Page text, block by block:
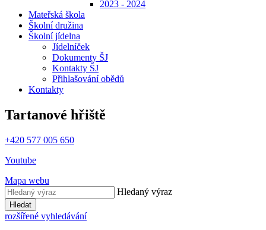
2023 - 2024
Mateřská škola
Školní družina
Školní jídelna
Jídelníček
Dokumenty ŠJ
Kontakty ŠJ
Přihlašování obědů
Kontakty
Tartanové hřiště
+420 577 005 650
Youtube
Mapa webu
Hledaný výraz
Hledat
rozšířené vyhledávání